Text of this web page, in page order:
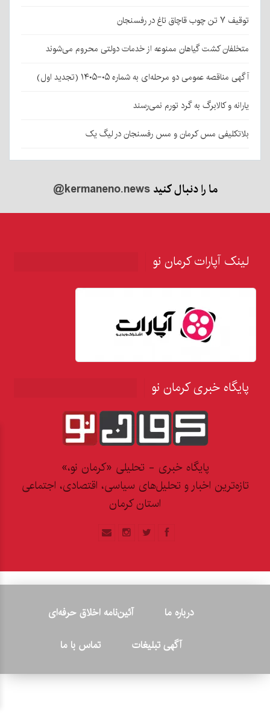
توقیف ۷ تن چوب قاچاق تاغ در رفسنجان
متخلفان کشت گیاهان ممنوعه از خدمات دولتی محروم می‌شوند
آگهی مناقصه عمومی دو مرحله‌ای به شماره ۰۵-۱۴۰۵ (تجدید اول)
یارانه و کالابرگ به گرد تورم نمی‌رسند
بلاتکلیفی مس کرمان و مس رفسنجان در لیگ یک
ما را دنبال کنید@kermaneno.news
لینک آپارات کرمان نو
پایگاه خبری کرمان نو
پایگاه خبری - تحلیلی «کرمان نو،»
تازه‌ترین اخبار و تحلیل‌های سیاسی، اقتصادی، اجتماعی
استان کرمان
درباره ما
آئین‌نامه اخلاق حرفه‌ای
آگهی تبلیغات
تماس با ما